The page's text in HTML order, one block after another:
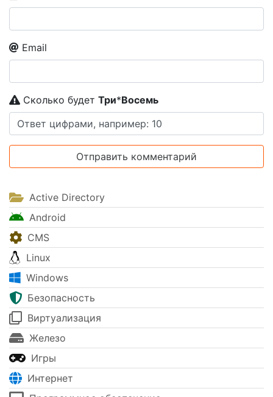
Email
Сколько будет Tpи*Boceмь
Active Directory
Android
CMS
Linux
Windows
Безопасность
Виртуализация
Железо
Игры
Интернет